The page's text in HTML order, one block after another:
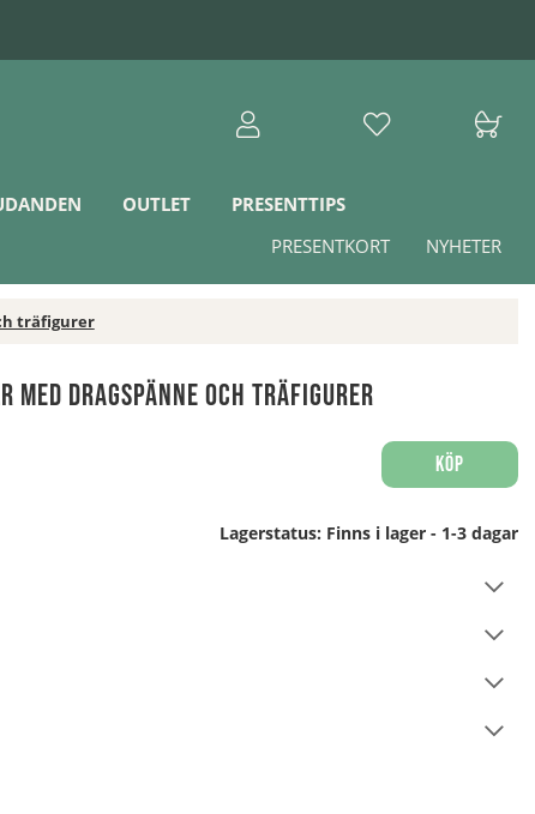
OUTLET
PRESENTTIPS
NYHETER
PRESENTKORT
träfigurer
med dragspänne och träfigurer
Köp
Lagerstatus: Finns i lager - 1-3 dagar